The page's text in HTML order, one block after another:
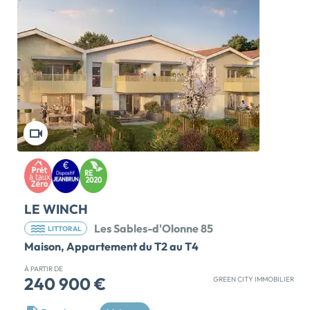
Agapanthe est une résidence premium, sécurisée, à
l'architecture typiquement balnéaire, qui s'intègre
harmonieusement aux constructions historiques
voisines. Les appartements ont été pensés pour offrir
bien-être, élégance et confort à ses habitants :
parquet contrecollé dans les pièces de vie généreuses
et lumineuses, placards aménagés, vastes terrasses
parfaitement exposées, meubles de salle de bains de
fabrication française sur-mesure, menuiseries
extérieures aluminium, volets roulants motorisés,
matériaux nobles et finitions soignées. Un lieu de vie
d'exception pour profiter pleinement de la douceur de
Voir le programme immobilier neuf >>
LE WINCH
LITTORAL
Les Sables-d'Olonne 85
Maison, Appartement du T2 au T4
À PARTIR DE
240 900 € GREEN CITY IMMOBILIER
LANCEMENT COMMERCIAL !! PROFITEZ DES PRIX